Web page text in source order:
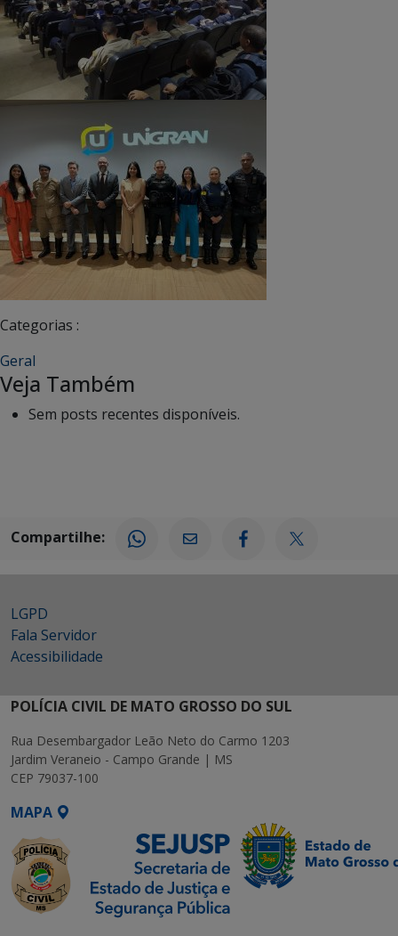
Categorias :
Geral
Veja Também
Sem posts recentes disponíveis.
Compartilhe:
LGPD
Fala Servidor
Acessibilidade
POLÍCIA CIVIL DE MATO GROSSO DO SUL
Rua Desembargador Leão Neto do Carmo 1203
Jardim Veraneio - Campo Grande | MS
CEP 79037-100
MAPA